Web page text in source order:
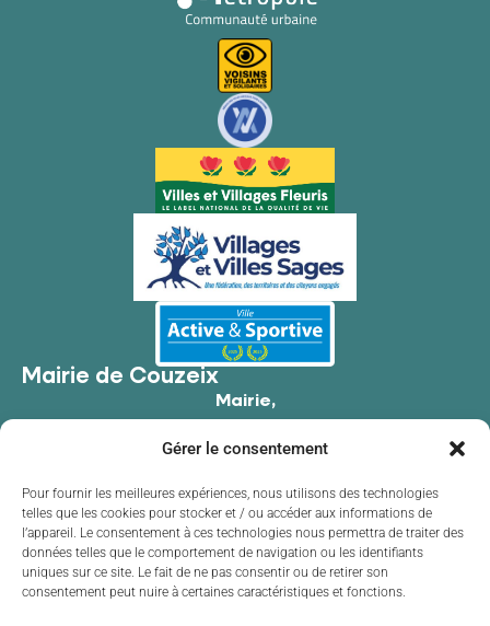
Gérer le consentement
Pour fournir les meilleures expériences, nous utilisons des technologies
telles que les cookies pour stocker et / ou accéder aux informations de
l’appareil. Le consentement à ces technologies nous permettra de traiter des
données telles que le comportement de navigation ou les identifiants
uniques sur ce site. Le fait de ne pas consentir ou de retirer son
consentement peut nuire à certaines caractéristiques et fonctions.
Mairie de Couzeix
Mairie,
87270 Couzeix
05 55 39 34 09
Contacter la mairie
Horaires d'ouverture
Lundide 8h30 à 12h00 et de 13h30 à 17h30
Mardi
de 8h30 à 12h00 et de 13h30 à 17h30